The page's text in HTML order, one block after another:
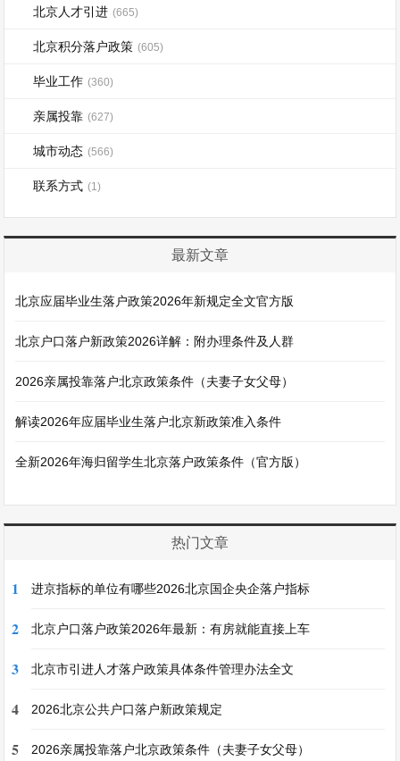
北京人才引进 (665)
北京积分落户政策 (605)
毕业工作 (360)
亲属投靠 (627)
城市动态 (566)
联系方式 (1)
最新文章
北京应届毕业生落户政策2026年新规定全文官方版
北京户口落户新政策2026详解：附办理条件及人群
2026亲属投靠落户北京政策条件（夫妻子女父母）
解读2026年应届毕业生落户北京新政策准入条件
全新2026年海归留学生北京落户政策条件（官方版）
热门文章
1 进京指标的单位有哪些2026北京国企央企落户指标
2 北京户口落户政策2026年最新：有房就能直接上车
3 北京市引进人才落户政策具体条件管理办法全文
4 2026北京公共户口落户新政策规定
5 2026亲属投靠落户北京政策条件（夫妻子女父母）